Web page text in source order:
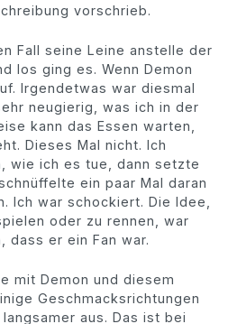
vorschrieb.
Fall seine Leine anstelle der
los ging es. Wenn Demon
Irgendetwas war diesmal
neugierig, was ich in der
kann das Essen warten,
Dieses Mal nicht. Ich
wie ich es tue, dann setzte
ein paar Mal daran
Ich war schockiert. Die Idee,
oder zu rennen, war
dass er ein Fan war.
mit Demon und diesem
Geschmacksrichtungen
aus. Das ist bei